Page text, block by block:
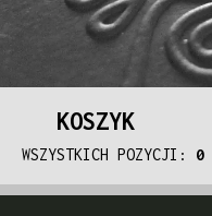
KOSZYK
WSZYSTKICH POZYCJI: 0